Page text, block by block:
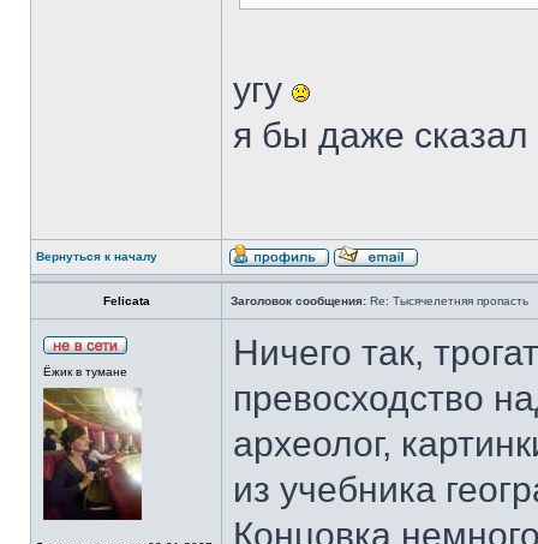
угу
я бы даже сказал
Вернуться к началу
Felicata Заголовок сообщения: Re: Тысячелетняя пропасть
Ёжик в тумане
Ничего так,
превосходство
археолог,
из учебника
Концовка